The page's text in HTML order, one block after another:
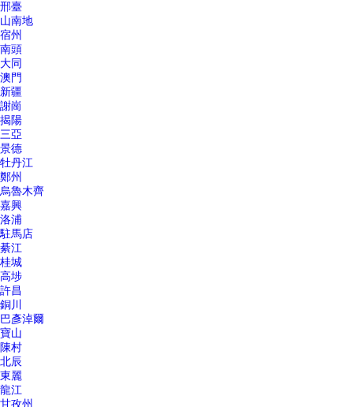
邢臺
山南地
宿州
南頭
大同
澳門
新疆
謝崗
揭陽
三亞
景德
牡丹江
鄭州
烏魯木齊
嘉興
洛浦
駐馬店
綦江
桂城
高埗
許昌
銅川
巴彥淖爾
寶山
陳村
北辰
東麗
龍江
甘孜州